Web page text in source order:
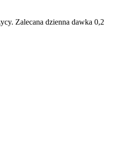
Zalecana dzienna dawka 0,2